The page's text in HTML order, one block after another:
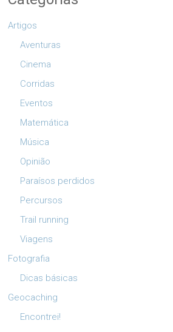
Artigos
Aventuras
Cinema
Corridas
Eventos
Matemática
Música
Opinião
Paraísos perdidos
Percursos
Trail running
Viagens
Fotografia
Dicas básicas
Geocaching
Encontrei!